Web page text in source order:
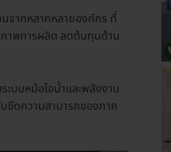
จากหลากหลายองค์กร ที่
ภาพการผลิต ลดต้นทุนด้าน
บบหม้อไอน้ำและพลังงาน
ขีดความสามารถของภาค